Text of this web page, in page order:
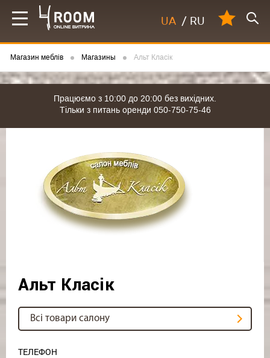
UA / RU
Магазин меблів Магазины Альт Класік
Працюємо з 10:00 до 20:00 без вихідних.
Тільки з питань оренди 050-750-75-46
Альт Класік
Всі товари салону
ТЕЛЕФОН